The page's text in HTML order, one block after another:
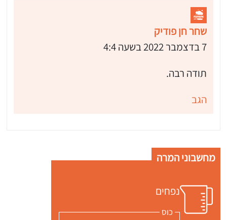
שחר חן פודיק
7 בדצמבר 2022 בשעה 4:4
תודה רבה.
הגב
מחשבוני המרה
נפחים
כוס